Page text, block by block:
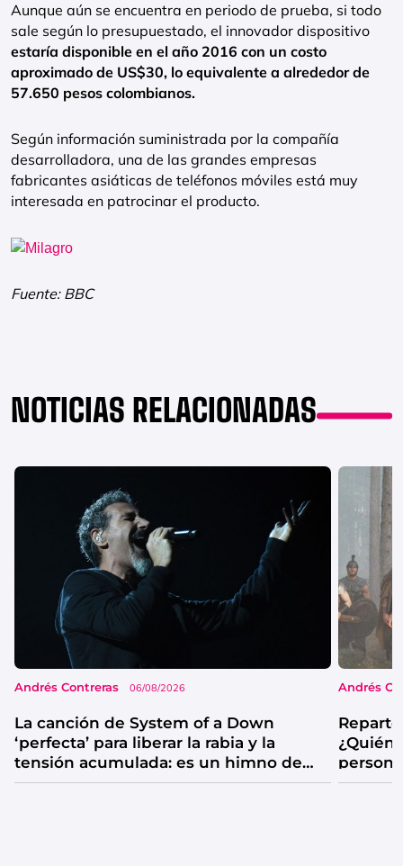
Aunque aún se encuentra en periodo de prueba, si todo
sale según lo presupuestado, el innovador dispositivo
estaría disponible en el año 2016 con un costo
aproximado de US$30, lo equivalente a alrededor de
57.650 pesos colombianos.
Según información suministrada por la compañía
desarrolladora, una de las grandes empresas
fabricantes asiáticas de teléfonos móviles está muy
interesada en patrocinar el producto.
Fuente: BBC
NOTICIAS RELACIONADAS
Andrés Contreras 06/08/2026
La canción de System of a Down
‘perfecta’ para liberar la rabia y la
tensión acumulada: es un himno de
catarsis
Andrés
¿Quién